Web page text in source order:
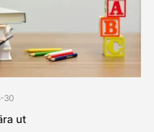
30
ut